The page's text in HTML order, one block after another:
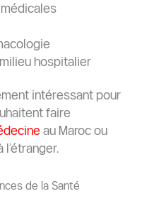
hospitalier
intéressant pour
faire
au Maroc ou
de la Santé